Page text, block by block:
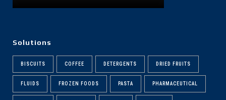
Solutions
BISCUITS COFFEE DETERGENTS DRIED FRUITS
FLUIDS FROZEN FOODS PASTA PHARMACEUTICAL